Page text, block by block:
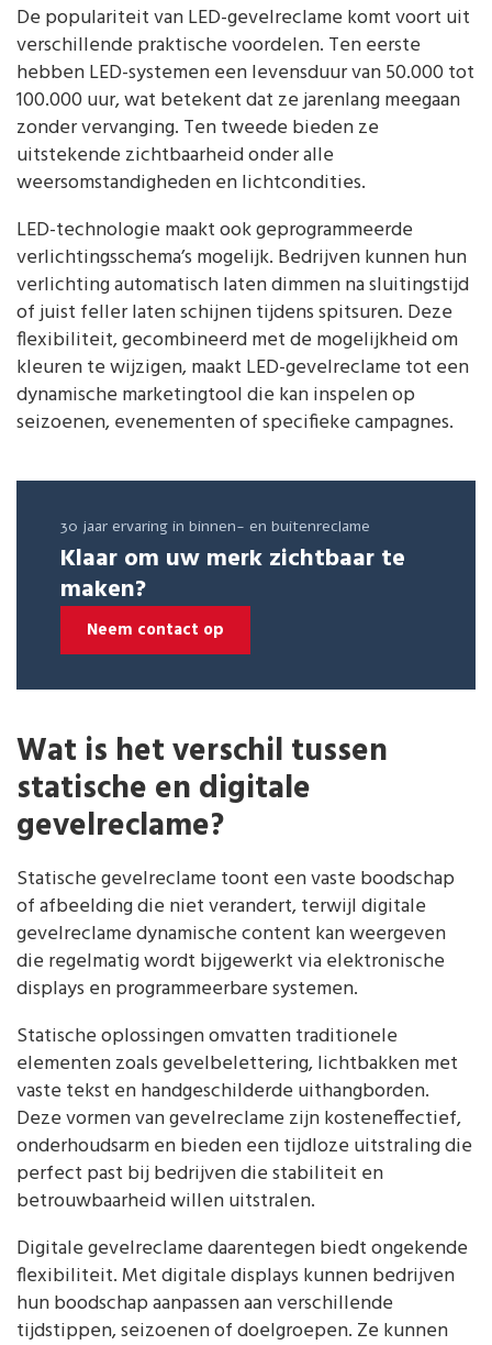
De populariteit van LED-gevelreclame komt voort uit
verschillende praktische voordelen. Ten eerste
hebben LED-systemen een levensduur van 50.000 tot
100.000 uur, wat betekent dat ze jarenlang meegaan
zonder vervanging. Ten tweede bieden ze
uitstekende zichtbaarheid onder alle
weersomstandigheden en lichtcondities.
LED-technologie maakt ook geprogrammeerde
verlichtingsschema’s mogelijk. Bedrijven kunnen hun
verlichting automatisch laten dimmen na sluitingstijd
of juist feller laten schijnen tijdens spitsuren. Deze
flexibiliteit, gecombineerd met de mogelijkheid om
kleuren te wijzigen, maakt LED-gevelreclame tot een
dynamische marketingtool die kan inspelen op
seizoenen, evenementen of specifieke campagnes.
30 jaar ervaring in binnen- en buitenreclame
Klaar om uw merk zichtbaar te
maken?
Neem contact op
Wat is het verschil tussen
statische en digitale
gevelreclame?
Statische gevelreclame toont een vaste boodschap
of afbeelding die niet verandert, terwijl digitale
gevelreclame dynamische content kan weergeven
die regelmatig wordt bijgewerkt via elektronische
displays en programmeerbare systemen.
Statische oplossingen omvatten traditionele
elementen zoals gevelbelettering, lichtbakken met
vaste tekst en handgeschilderde uithangborden.
Deze vormen van gevelreclame zijn kosteneffectief,
onderhoudsarm en bieden een tijdloze uitstraling die
perfect past bij bedrijven die stabiliteit en
betrouwbaarheid willen uitstralen.
Digitale gevelreclame daarentegen biedt ongekende
flexibiliteit. Met digitale displays kunnen bedrijven
hun boodschap aanpassen aan verschillende
tijdstippen, seizoenen of doelgroepen. Ze kunnen